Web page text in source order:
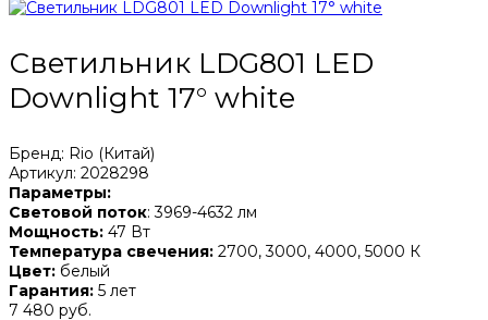
Светильник LDG801 LED
Downlight 17° white
Бренд: Rio (Китай)
Артикул: 2028298
Параметры:
Световой поток: 3969-4632 лм
Мощность: 47 Вт
Температура свечения: 2700, 3000, 4000, 5000 К
Цвет: белый
Гарантия: 5 лет
7 480 руб.